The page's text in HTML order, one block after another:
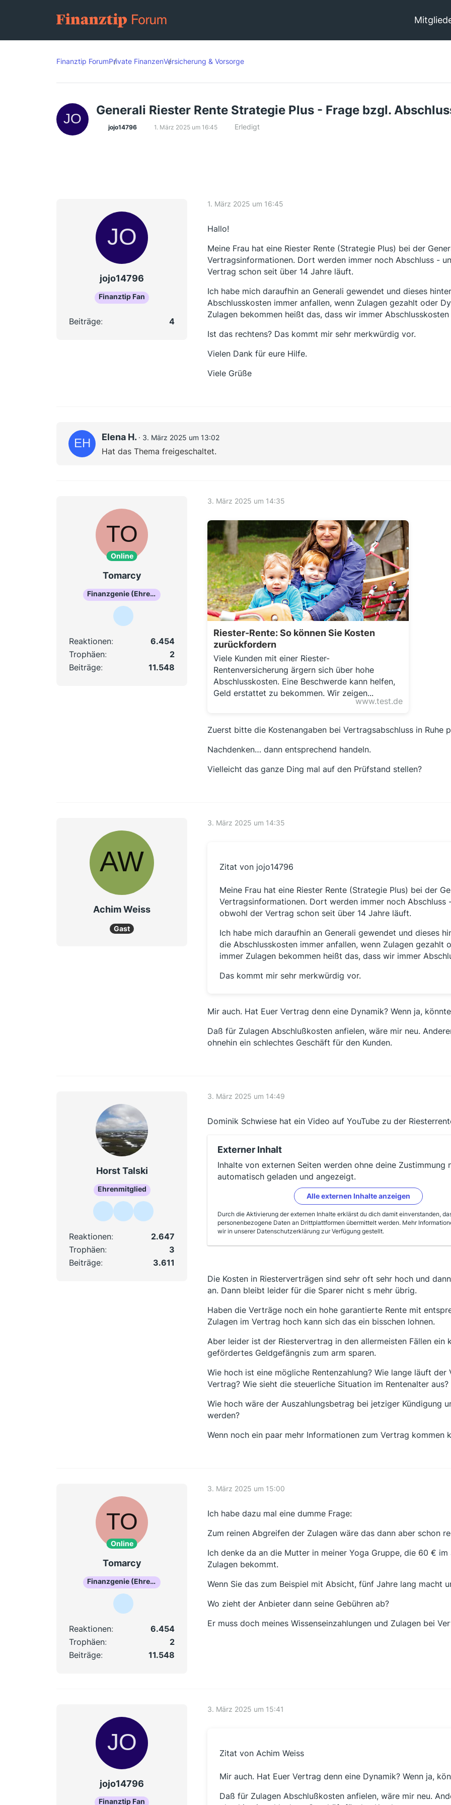
Finanztip ForumPrivate FinanzenVersicherung & Vorsorge
Generali Riester Rente Strategie Plus - Frage bzgl.
jojo14796 1. März 2025 um 16:45 Erledigt
jojo14796
Finanztip Fan
Beiträge 4
1. März 2025 um 16:45
Hallo!
Meine Frau hat eine Riester Rente (Strategie Plus) bei der
Vertragsinformationen. Dort werden immer noch Abschluss -
Vertrag schon seit über 14 Jahre läuft.
Ich habe mich daraufhin an Generali gewendet und dieses
Abschlusskosten immer anfallen, wenn Zulagen gezahlt oder
Zulagen bekommen heißt das, dass wir immer Abschlusskosten
Ist das rechtens? Das kommt mir sehr merkwürdig vor.
Vielen Dank für eure Hilfe.
Viele Grüße
Elena H. 3. März 2025 um 13:02
Hat das Thema freigeschaltet.
Online
Tomarcy
Finanzgenie (Ehrenmitglied)
Reaktionen
6.454
Trophäen
2
Beiträge
11.548
3. März 2025 um 14:35
Riester-Rente: So können Sie Kosten
zurückfordern
Viele Kunden mit einer Riester-
Rentenversicherung ärgern sich über hohe
Abschlusskosten. Eine Beschwerde kann helfen,
Geld erstattet zu bekommen. Wir zeigen...
www.test.de
Zuerst bitte die Kostenangaben bei Vertragsabschluss in Ruhe
Nachdenken… dann entsprechend handeln.
Vielleicht das ganze Ding mal auf den Prüfstand stellen?
Achim Weiss
Gast
3. März 2025 um 14:35
Zitat von jojo14796
Meine Frau hat eine Riester Rente (Strategie Plus) bei der
Vertragsinformationen. Dort werden immer noch
obwohl der Vertrag schon seit über 14 Jahre läuft.
Ich habe mich daraufhin an Generali gewendet und dieses
die Abschlusskosten immer anfallen, wenn Zulagen
immer Zulagen bekommen heißt das, dass wir immer
Das kommt mir sehr merkwürdig vor.
Mir auch. Hat Euer Vertrag denn eine Dynamik? Wenn ja,
Daß für Zulagen Abschlußkosten anfielen, wäre mir neu.
ohnehin ein schlechtes Geschäft für den Kunden.
Horst Talski
Ehrenmitglied
Reaktionen
2.647
Trophäen
3
Beiträge
3.611
3. März 2025 um 14:49
Dominik Schwiese hat ein Video auf YouTube zu der
Externer Inhalt
Inhalte von externen Seiten werden ohne deine Zustimmung
automatisch geladen und angezeigt.
Alle externen Inhalte anzeigen
Durch die Aktivierung der externen Inhalte erklärst du dich damit einverstanden,
personenbezogene Daten an Drittplattformen übermittelt werden. Mehr
wir in unserer Datenschutzerklärung zur Verfügung gestellt.
Die Kosten in Riesterverträgen sind sehr oft sehr hoch und
an. Dann bleibt leider für die Sparer nicht s mehr übrig.
Haben die Verträge noch ein hohe garantierte Rente mit
Zulagen im Vertrag hoch kann sich das ein bisschen lohnen.
Aber leider ist der Riestervertrag in den allermeisten Fällen ein
gefördertes Geldgefängnis zum arm sparen.
Wie hoch ist eine mögliche Rentenzahlung? Wie lange läuft
Vertrag? Wie sieht die steuerliche Situation im Rentenalter aus?
Wie hoch wäre der Auszahlungsbetrag bei jetziger Kündigung
werden?
Wenn noch ein paar mehr Informationen zum Vertrag kommen
Online
Tomarcy
Finanzgenie (Ehrenmitglied)
Reaktionen
6.454
Trophäen
2
Beiträge
11.548
3. März 2025 um 15:00
Ich habe dazu mal eine dumme Frage:
Zum reinen Abgreifen der Zulagen wäre das dann aber schon
Ich denke da an die Mutter in meiner Yoga Gruppe, die 60 €
Zulagen bekommt.
Wenn Sie das zum Beispiel mit Absicht, fünf Jahre lang macht
Wo zieht der Anbieter dann seine Gebühren ab?
Er muss doch meines Wissenseinzahlungen und Zulagen bei
jojo14796
Finanztip Fan
3. März 2025 um 15:41
Zitat von Achim Weiss
Mir auch. Hat Euer Vertrag denn eine Dynamik? Wenn ja,
Daß für Zulagen Abschlußkosten anfielen, wäre mir neu.